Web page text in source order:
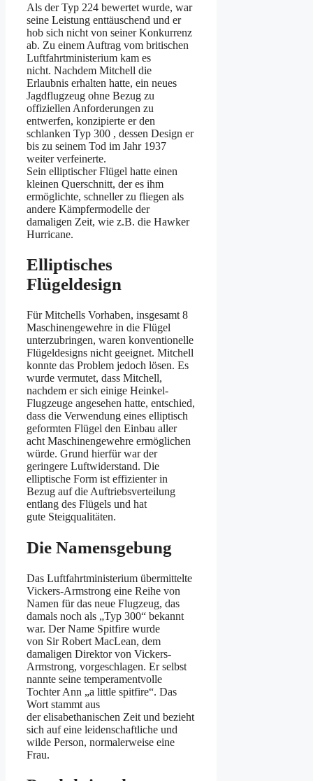
Als der Typ 224 bewertet wurde, war
seine Leistung enttäuschend und er
hob sich nicht von seiner Konkurrenz
ab. Zu einem Auftrag vom britischen
Luftfahrtministerium kam es
nicht. Nachdem Mitchell die
Erlaubnis erhalten hatte, ein neues
Jagdflugzeug ohne Bezug zu
offiziellen Anforderungen zu
entwerfen, konzipierte er den
schlanken Typ 300 , dessen Design er
bis zu seinem Tod im Jahr 1937
weiter verfeinerte.
Sein elliptischer Flügel hatte einen
kleinen Querschnitt, der es ihm
ermöglichte, schneller zu fliegen als
andere Kämpfermodelle der
damaligen Zeit, wie z.B. die Hawker
Hurricane.
Elliptisches
Flügeldesign
Für Mitchells Vorhaben, insgesamt 8
Maschinengewehre in die Flügel
unterzubringen, waren konventionelle
Flügeldesigns nicht geeignet. Mitchell
konnte das Problem jedoch lösen. Es
wurde vermutet, dass Mitchell,
nachdem er sich einige Heinkel-
Flugzeuge angesehen hatte, entschied,
dass die Verwendung eines elliptisch
geformten Flügel den Einbau aller
acht Maschinengewehre ermöglichen
würde. Grund hierfür war der
geringere Luftwiderstand. Die
elliptische Form ist effizienter in
Bezug auf die Auftriebsverteilung
entlang des Flügels und hat
gute Steigqualitäten.
Die Namensgebung
Das Luftfahrtministerium übermittelte
Vickers-Armstrong eine Reihe von
Namen für das neue Flugzeug, das
damals noch als „Typ 300“ bekannt
war. Der Name Spitfire wurde
von Sir Robert MacLean, dem
damaligen Direktor von Vickers-
Armstrong, vorgeschlagen. Er selbst
nannte seine temperamentvolle
Tochter Ann „a little spitfire“. Das
Wort stammt aus
der elisabethanischen Zeit und bezieht
sich auf eine leidenschaftliche und
wilde Person, normalerweise eine
Frau.